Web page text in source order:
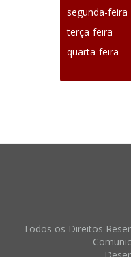
segunda-feira
terça-feira
quarta-feira
Todos os Direitos